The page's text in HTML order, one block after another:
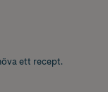
ett recept.